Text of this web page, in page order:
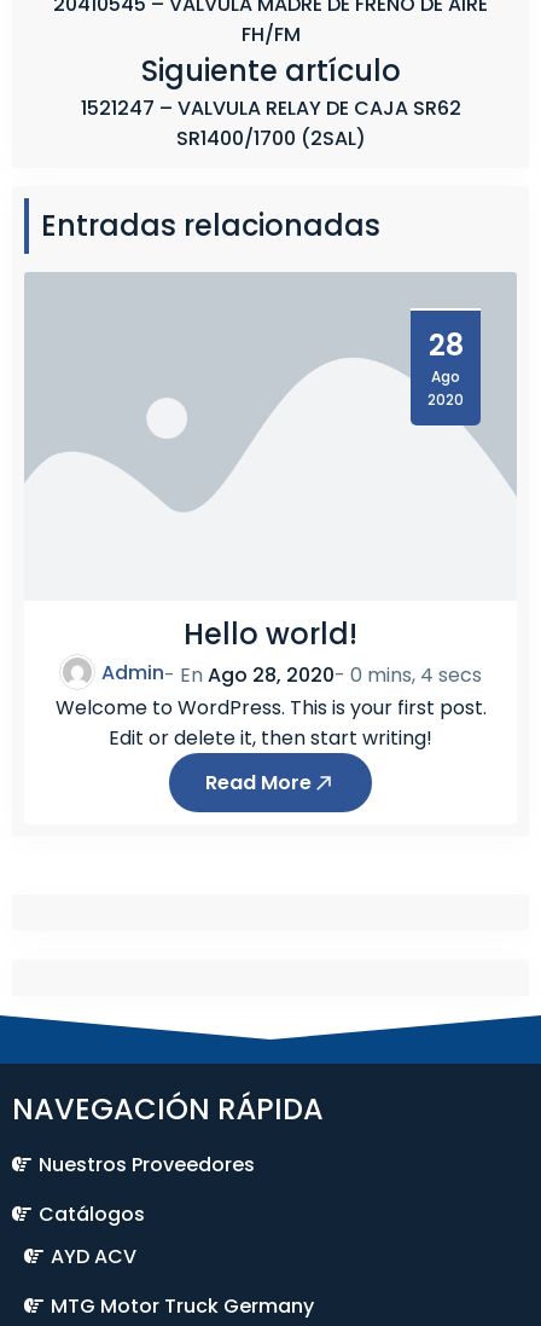
FH/FM
Siguiente artículo
1521247 – VALVULA RELAY DE CAJA SR62
SR1400/1700 (2SAL)
Entradas relacionadas
28
Ago
2020
Hello world!
Admin- EnAgo 28, 2020- 0 mins, 4 secs
Welcome to WordPress. This is your first post.
Edit or delete it, then start writing!
Read More
NAVEGACIÓN RÁPIDA
Nuestros Proveedores
Catálogos
AYD ACV
MTG Motor Truck Germany